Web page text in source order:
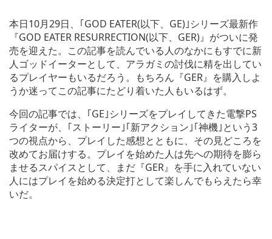
本日10月29日、｢GOD EATER(以下、GE)｣シリーズ最新作
『GOD EATER RESURRECTION(以下、GER)』がついに発
売を迎えた。この記事を読んでいる人のなかにもすでに新
人ゴッドイーターとして、アラガミの討伐に精を出してい
るプレイヤーもいるだろう。もちろん『GER』を購入しよ
うか迷ってこの記事にたどり着いた人もいるはず。
今回の記事では、｢GE｣シリーズをプレイしてきた電撃PS
ライターが、｢ストーリー｣｢新アクション｣｢神機｣という3
つの視点から、プレイした感想とともに、その見どころを
改めてお届けする。プレイを始めた人は先への期待を膨ら
ませるスパイスとして、まだ『GER』を手に入れていない
人にはプレイを始める決定打として楽しんでもらえたら幸
いだ。